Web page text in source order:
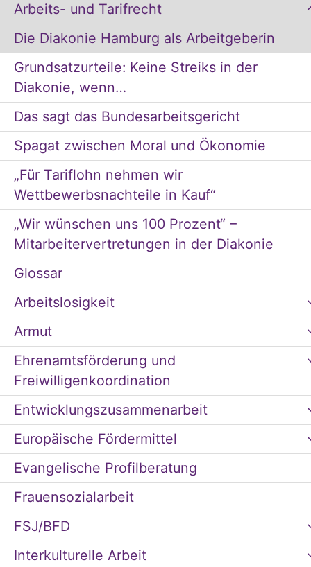
Arbeits- und Tarifrecht
Die Diakonie Hamburg als Arbeitgeberin
Grundsatzurteile: Keine Streiks in der
Diakonie, wenn…
Das sagt das Bundesarbeitsgericht
Spagat zwischen Moral und Ökonomie
„Für Tariflohn nehmen wir
Wettbewerbsnachteile in Kauf“
„Wir wünschen uns 100 Prozent“ –
Mitarbeitervertretungen in der Diakonie
Glossar
Arbeitslosigkeit
Armut
Ehrenamtsförderung und
Freiwilligenkoordination
Entwicklungszusammenarbeit
Europäische Fördermittel
Evangelische Profilberatung
Frauensozialarbeit
FSJ/BFD
Interkulturelle Arbeit